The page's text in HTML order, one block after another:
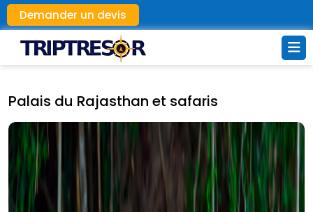
Demander un devis
Palais du Rajasthan et safaris